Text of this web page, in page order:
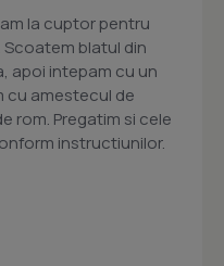
la cuptor pentru
blatul din
apoi intepam cu un
cu amestecul de
rom. Pregatim si cele
instructiunilor.